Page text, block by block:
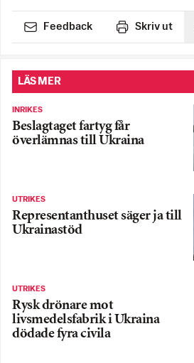
Feedback Skriv ut
LÄS MER
INRIKES
Beslagtaget fartyg får
överlämnas till Ukraina
UTRIKES
Representanthuset säger ja till
Ukrainastöd
UTRIKES
Rysk drönare mot
livsmedelsfabrik i Ukraina
dödade fyra civila